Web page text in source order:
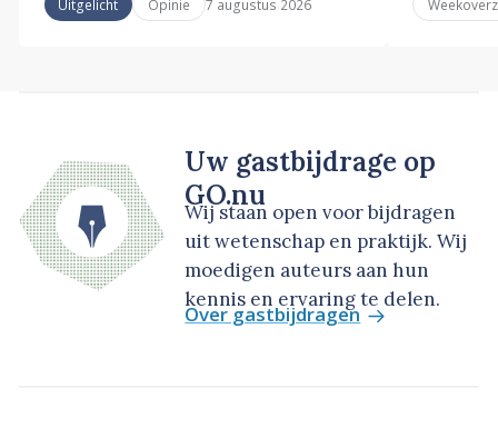
Uitgelicht Opinie 7 augustus 2026
Uw gastbijdrage op
GO.nu
Wij staan open voor bijdragen
uit wetenschap en praktijk. Wij
moedigen auteurs aan hun
kennis en ervaring te delen.
Over gastbijdragen